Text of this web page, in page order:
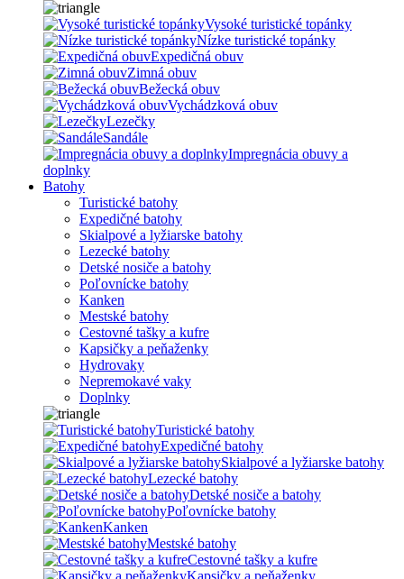
Vysoké turistické topánky
Nízke turistické topánky
Expedičná obuv
Zimná obuv
Bežecká obuv
Vychádzková obuv
Lezečky
Sandále
Impregnácia obuvy a
doplnky
Batohy
Turistické batohy
Expedičné batohy
Skialpové a lyžiarske batohy
Lezecké batohy
Detské nosiče a batohy
Poľovnícke batohy
Kanken
Mestské batohy
Cestovné tašky a kufre
Kapsičky a peňaženky
Hydrovaky
Nepremokavé vaky
Doplnky
Turistické batohy
Expedičné batohy
Skialpové a lyžiarske batohy
Lezecké batohy
Detské nosiče a batohy
Poľovnícke batohy
Kanken
Mestské batohy
Cestovné tašky a kufre
Kapsičky a peňaženky